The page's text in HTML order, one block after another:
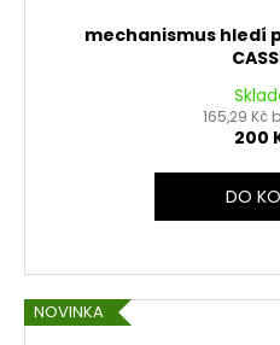
mechanismus hledí
165,29 Kč
200
DO
NOVINKA